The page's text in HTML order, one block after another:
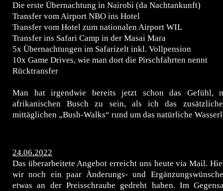
Die erste Übernachtung in Nairobi (da Nachtankunft)
Transfer vom Airport NBO ins Hotel
Transfer vom Hotel zum nationalen Airport WIL
Transfer ins Safari Camp in der Masai Mara
5x Übernachtungen im Safarizelt inkl. Vollpension
10x Game Drives, wie man dort die Pirschfahrten nennt
Rücktransfer
Man hat irgendwie bereits jetzt schon das Gefühl,
afrikanischen Busch zu sein, als ich das
mittäglichen „Bush-Walks“ rund um das natürliche
24.06.2022
Das überarbeitete Angebot erreicht uns heute via Mail.
wir noch ein paar Änderungs- und
etwas an der Preisschraube gedreht haben. Im